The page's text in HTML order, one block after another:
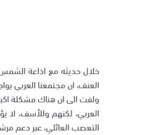
خلال حديثه مع اذاعة
العنف، ان مجتمعنا العربي
ولفت الى ان هناك مشكلة
العربي، لكنهم وللأسف،
التعصب العائلي، عبر دعم